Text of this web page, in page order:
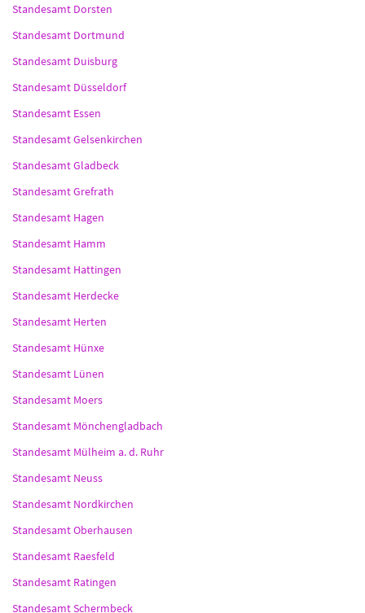
Standesamt Dorsten
Standesamt Dortmund
Standesamt Duisburg
Standesamt Düsseldorf
Standesamt Essen
Standesamt Gelsenkirchen
Standesamt Gladbeck
Standesamt Grefrath
Standesamt Hagen
Standesamt Hamm
Standesamt Hattingen
Standesamt Herdecke
Standesamt Herten
Standesamt Hünxe
Standesamt Lünen
Standesamt Moers
Standesamt Mönchengladbach
Standesamt Mülheim a. d. Ruhr
Standesamt Neuss
Standesamt Nordkirchen
Standesamt Oberhausen
Standesamt Raesfeld
Standesamt Ratingen
Standesamt Schermbeck